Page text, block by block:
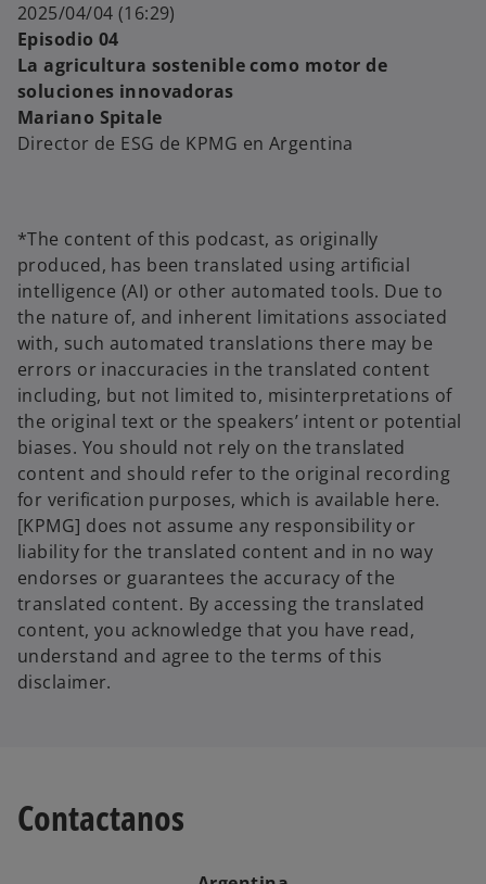
d
e
o
y
V
i
d
e
2025/04/04 (16:29)
Episodio 04
La agricultura sostenible como motor de
soluciones innovadoras
Mariano Spitale
Director de ESG de KPMG en Argentina
*The content of this podcast, as originally
produced, has been translated using artificial
intelligence (AI) or other automated tools. Due to
the nature of, and inherent limitations associated
with, such automated translations there may be
errors or inaccuracies in the translated content
including, but not limited to, misinterpretations of
the original text or the speakers’ intent or potential
biases. You should not rely on the translated
content and should refer to the original recording
for verification purposes, which is available here.
[KPMG] does not assume any responsibility or
liability for the translated content and in no way
endorses or guarantees the accuracy of the
translated content. By accessing the translated
content, you acknowledge that you have read,
understand and agree to the terms of this
disclaimer.
Contactanos